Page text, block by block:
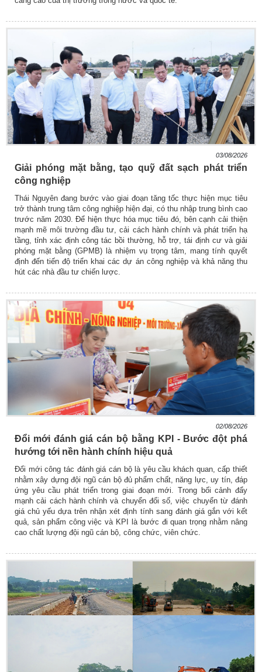
03/08/2026
Giải phóng mặt bằng, tạo quỹ đất sạch phát triển
công nghiệp
Thái Nguyên đang bước vào giai đoạn tăng tốc thực hiện mục tiêu
trở thành trung tâm công nghiệp hiện đại, có thu nhập trung bình cao
trước năm 2030. Để hiện thực hóa mục tiêu đó, bên cạnh cải thiện
mạnh mẽ môi trường đầu tư, cải cách hành chính và phát triển hạ
tầng, tỉnh xác định công tác bồi thường, hỗ trợ, tái định cư và giải
phóng mặt bằng (GPMB) là nhiệm vụ trọng tâm, mang tính quyết
định đến tiến độ triển khai các dự án công nghiệp và khả năng thu
hút các nhà đầu tư chiến lược.
02/08/2026
Đổi mới đánh giá cán bộ bằng KPI - Bước đột phá
hướng tới nền hành chính hiệu quả
Đổi mới công tác đánh giá cán bộ là yêu cầu khách quan, cấp thiết
nhằm xây dựng đội ngũ cán bộ đủ phẩm chất, năng lực, uy tín, đáp
ứng yêu cầu phát triển trong giai đoạn mới. Trong bối cảnh đẩy
mạnh cải cách hành chính và chuyển đổi số, việc chuyển từ đánh
giá chủ yếu dựa trên nhận xét định tính sang đánh giá gắn với kết
quả, sản phẩm công việc và KPI là bước đi quan trọng nhằm nâng
cao chất lượng đội ngũ cán bộ, công chức, viên chức.